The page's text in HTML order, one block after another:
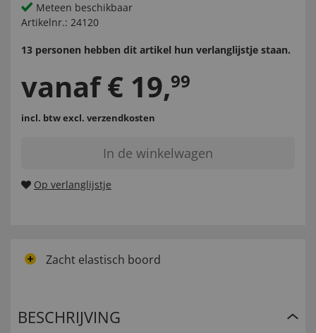
Meteen beschikbaar
Artikelnr.: 24120
13 personen hebben dit artikel hun verlanglijstje staan.
vanaf € 19,99
incl. btwexcl. verzendkosten
In de winkelwagen
Op verlanglijstje
Zacht elastisch boord
BESCHRIJVING